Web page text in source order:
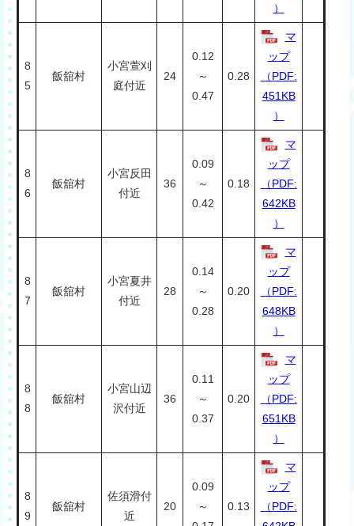
）
8
5
飯舘村
小宮萱刈
庭付近
24
0.12
～
0.47
0.28
マ
ップ
（PDF:
451KB
）
8
6
飯舘村
小宮反田
付近
36
0.09
～
0.42
0.18
マ
ップ
（PDF:
642KB
）
8
7
飯舘村
小宮夏井
付近
28
0.14
～
0.28
0.20
マ
ップ
（PDF:
648KB
）
8
8
飯舘村
小宮山辺
沢付近
36
0.11
～
0.37
0.20
マ
ップ
（PDF:
651KB
）
8
9
飯舘村
佐須滑付
近
20
0.09
～
0.13
マ
ップ
（PDF: